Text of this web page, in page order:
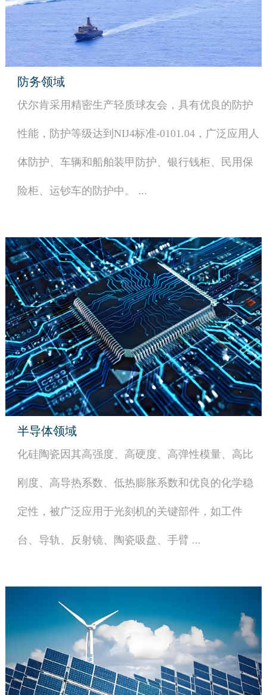
防务领域
伏尔肯采用精密生产轻质球友会，具有优良的防护
性能，防护等级达到NIJ4标准-0101.04，广泛应用人
体防护、车辆和船舶装甲防护、银行钱柜、民用保
险柜、运钞车的防护中。 ...
半导体领域
化硅陶瓷因其高强度、高硬度、高弹性模量、高比
刚度、高导热系数、低热膨胀系数和优良的化学稳
定性，被广泛应用于光刻机的关键部件，如工件
台、导轨、反射镜、陶瓷吸盘、手臂 ...